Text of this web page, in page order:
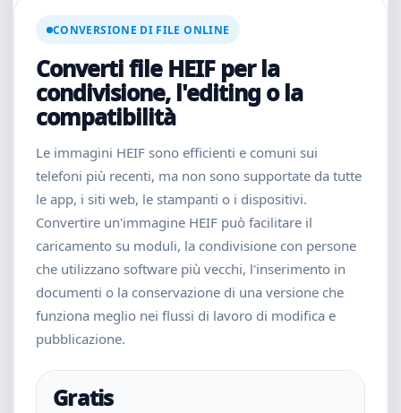
CONVERSIONE DI FILE ONLINE
Converti file HEIF per la
condivisione, l'editing o la
compatibilità
Le immagini HEIF sono efficienti e comuni sui
telefoni più recenti, ma non sono supportate da tutte
le app, i siti web, le stampanti o i dispositivi.
Convertire un'immagine HEIF può facilitare il
caricamento su moduli, la condivisione con persone
che utilizzano software più vecchi, l'inserimento in
documenti o la conservazione di una versione che
funziona meglio nei flussi di lavoro di modifica e
pubblicazione.
Gratis